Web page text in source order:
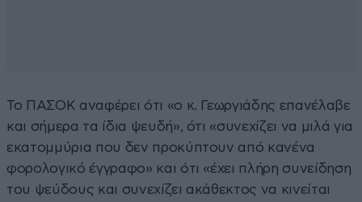
Το ΠΑΣΟΚ αναφέρει ότι «ο κ. Γεωργιάδης επανέλαβε
και σήμερα τα ίδια ψευδή», ότι «συνεχίζει να μιλά για
εκατομμύρια που δεν προκύπτουν από κανένα
φορολογικό έγγραφο» και ότι «έχει πλήρη συνείδηση
του ψεύδους και συνεχίζει ακάθεκτος να κινείται